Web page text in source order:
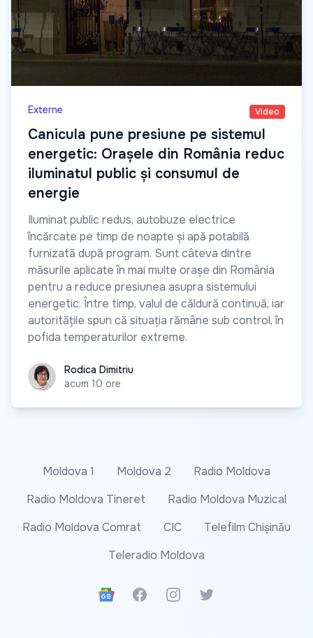
Externe Video
Canicula pune presiune pe sistemul
energetic: Orașele din România reduc
iluminatul public și consumul de
energie
Iluminat public redus, autobuze electrice
încărcate pe timp de noapte și apă potabilă
furnizată după program. Sunt câteva dintre
măsurile aplicate în mai multe orașe din România
pentru a reduce presiunea asupra sistemului
energetic. Între timp, valul de căldură continuă, iar
autoritățile spun că situația rămâne sub control, în
pofida temperaturilor extreme.
Rodica Dimitriu
Rodica Dimitriu
acum 10 ore
Moldova 1 Moldova 2
Radio Moldova
Radio Moldova Tineret
Radio Moldova Muzical
Radio Moldova Comrat
CIC
Telefilm Chișinău
Teleradio Moldova
Google News
FacebookInstagramTwitter